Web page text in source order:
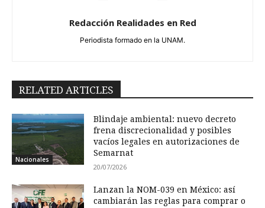
Redacción Realidades en Red
Periodista formado en la UNAM.
RELATED ARTICLES
Nacionales
Blindaje ambiental: nuevo decreto
frena discrecionalidad y posibles
vacíos legales en autorizaciones de
Semarnat
20/07/2026
Lanzan la NOM-039 en México: así
cambiarán las reglas para comprar o